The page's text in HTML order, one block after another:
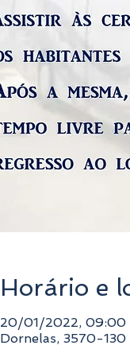
Horário e
20/01/2022, 09:00
Dornelas, 3570-